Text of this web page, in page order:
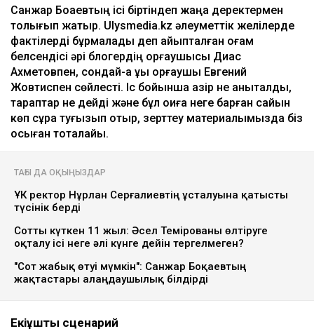
Санжар Боқаевтың ісі біртіндеп жаңа деректермен
толығып жатыр. Ulysmedia.kz әлеуметтік желілерде
фактілерді бұрмалады деп айыпталған қоғам
белсендісі әрі блогердің қорғаушысы Диас
Ахметовпен, сондай-ақ құқық қорғаушы Евгений
Жовтиспен сөйлесті. Іс бойынша қазір не анықталды,
тараптар не дейді және бұл оқиға неге барған сайын
көп сұрақ туғызып отыр, зерттеу материалымызда біз
осыған тоқталайық.
ТАҒЫ ДА ОҚЫҢЫЗДАР
ҰҚК ректор Нұрлан Серғалиевтің ұсталуына қатысты
түсінік берді
Сотты күткен 11 жыл: Әсел Темірованы өлтіруге
оқталу ісі неге әлі күнге дейін тергелмеген?
"Сот жабық өтуі мүмкін": Санжар Боқаевтың
жақтастары алаңдаушылық білдірді
Екіұшты сценарий